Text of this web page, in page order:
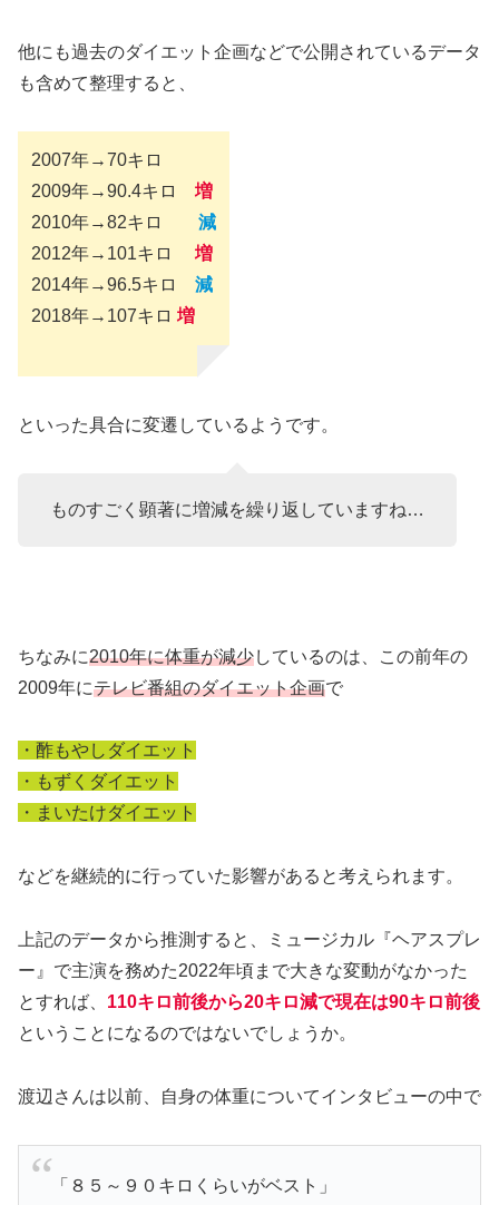
他にも過去のダイエット企画などで公開されているデータ
も含めて整理すると、
2007年→70キロ
2009年→90.4キロ 増
2010年→82キロ 減
2012年→101キロ 増
2014年→96.5キロ 減
2018年→107キロ 増
といった具合に変遷しているようです。
ものすごく顕著に増減を繰り返していますね…
ちなみに2010年に体重が減少しているのは、この前年の
2009年にテレビ番組のダイエット企画で
・酢もやしダイエット
・もずくダイエット
・まいたけダイエット
などを継続的に行っていた影響があると考えられます。
上記のデータから推測すると、ミュージカル『ヘアスプレ
ー』で主演を務めた2022年頃まで大きな変動がなかった
とすれば、 110キロ前後から20キロ減で現在は90キロ前後
ということになるのではないでしょうか。
渡辺さんは以前、自身の体重についてインタビューの中で
「８５～９０キロくらいがベスト」